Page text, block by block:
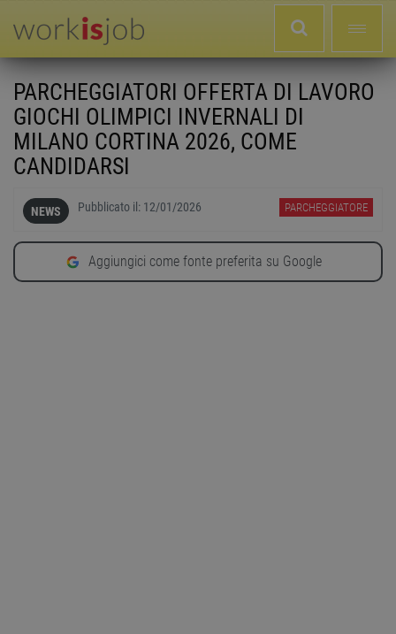
PARCHEGGIATORI OFFERTA DI LAVORO
GIOCHI OLIMPICI INVERNALI DI
MILANO CORTINA 2026, COME
CANDIDARSI
NEWS Pubblicato il: 12/01/2026 PARCHEGGIATORE
Aggiungici come fonte preferita su Google